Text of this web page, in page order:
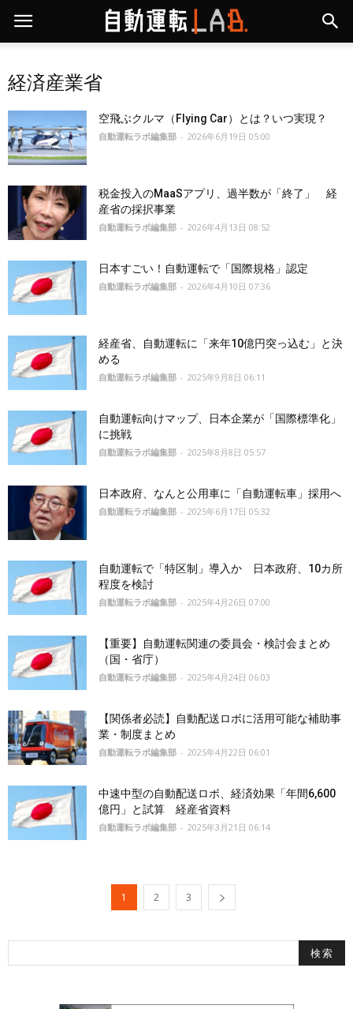
経済産業省
空飛ぶクルマ（Flying Car）とは？いつ実現？
自動運転ラボ編集部 - 2026年6月19日 05:00
税金投入のMaaSアプリ、過半数が「終了」 経
産省の採択事業
自動運転ラボ編集部 - 2026年4月13日 08:52
日本すごい！自動運転で「国際規格」認定
自動運転ラボ編集部 - 2026年4月10日 07:36
経産省、自動運転に「来年10億円突っ込む」と決
める
自動運転ラボ編集部 - 2025年9月8日 06:11
自動運転向けマップ、日本企業が「国際標準化」
に挑戦
自動運転ラボ編集部 - 2025年8月8日 05:57
日本政府、なんと公用車に「自動運転車」採用へ
自動運転ラボ編集部 - 2025年6月17日 05:32
自動運転で「特区制」導入か 日本政府、10カ所
程度を検討
自動運転ラボ編集部 - 2025年4月26日 07:00
【重要】自動運転関連の委員会・検討会まとめ
（国・省庁）
自動運転ラボ編集部 - 2025年4月24日 06:03
【関係者必読】自動配送ロボに活用可能な補助事
業・制度まとめ
自動運転ラボ編集部 - 2025年4月22日 06:01
中速中型の自動配送ロボ、経済効果「年間6,600
億円」と試算 経産省資料
自動運転ラボ編集部 - 2025年3月21日 06:14
1 2 3